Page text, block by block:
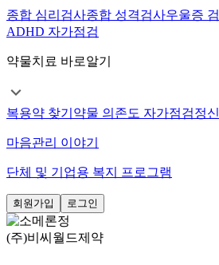
종합 심리검사종합 성격검사우울증
ADHD 자가점검
약물치료 바로알기
복용약 찾기 약물 의존도 자가점검정
마음관리 이야기
단체 및 기업용 복지 프로그램
회원가입 로그인
(주)비씨월드제약